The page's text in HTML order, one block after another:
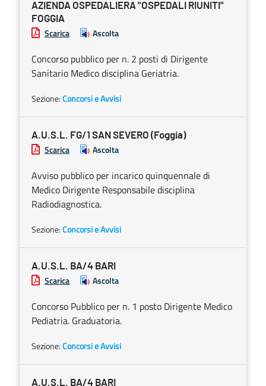
AZIENDA OSPEDALIERA "OSPEDALI RIUNITI"
FOGGIA
Scarica Ascolta
Concorso pubblico per n. 2 posti di Dirigente
Sanitario Medico disciplina Geriatria.
Sezione:Concorsi e Avvisi
A.U.S.L. FG/1 SAN SEVERO (Foggia)
Scarica Ascolta
Avviso pubblico per incarico quinquennale di
Medico Dirigente Responsabile disciplina
Radiodiagnostica.
Sezione:Concorsi e Avvisi
A.U.S.L. BA/4 BARI
Scarica Ascolta
Concorso Pubblico per n. 1 posto Dirigente Medico
Pediatria. Graduatoria.
Sezione:Concorsi e Avvisi
A.U.S.L. BA/4 BARI